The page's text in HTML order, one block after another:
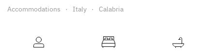
Accommodations Italy Calabria